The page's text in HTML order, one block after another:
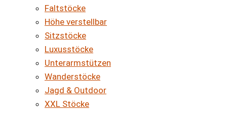
Faltstöcke
Höhe verstellbar
Sitzstöcke
Luxusstöcke
Unterarmstützen
Wanderstöcke
Jagd & Outdoor
XXL Stöcke